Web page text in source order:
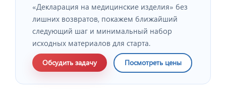
«Декларация на медицинские изделия» без
лишних возвратов, покажем ближайший
следующий шаг и минимальный набор
исходных материалов для старта.
Обсудить задачу Посмотреть цены